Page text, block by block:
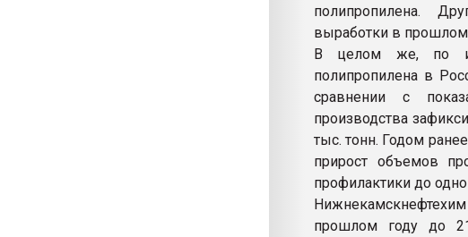
полипропилена.
выработки в
В целом же, по
полипропилена в
сравнении с
производства
тыс. тонн. Годом
прирост объемов
профилактики до
прошлом году до